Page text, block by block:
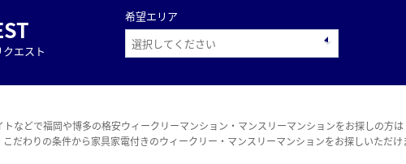
エスト
希望エリア
などで福岡や博多の格安ウィークリーマンション・マンスリーマンションをお探しの
こだわりの条件から家具家電付きのウィークリー・マンスリーマンションをお探しいた